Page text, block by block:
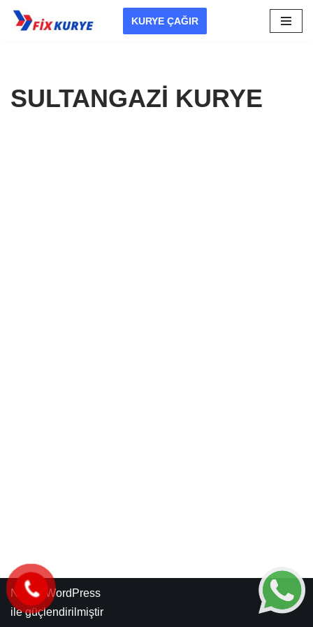
KURYE ÇAĞIR
SULTANGAZİ KURYE
Neve| WordPress
ile güçlendirilmiştir